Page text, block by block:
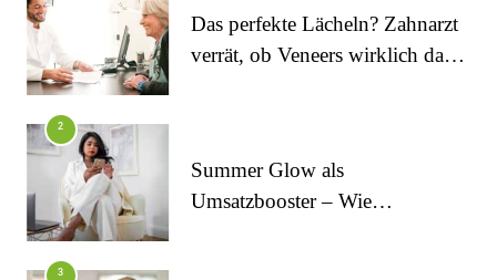
Das perfekte Lächeln? Zahnarzt
verrät, ob Veneers wirklich das
2
Summer Glow als
Umsatzbooster – Wie
3
FITNESS